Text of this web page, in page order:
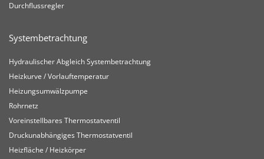
Durchflussregler
Systembetrachtung
Hydraulischer Abgleich Systembetrachtung
Heizkurve / Vorlauftemperatur
Heizungsumwälzpumpe
Rohrnetz
Voreinstellbares Thermostatventil
Druckunabhängiges Thermostatventil
Heizfläche / Heizkörper